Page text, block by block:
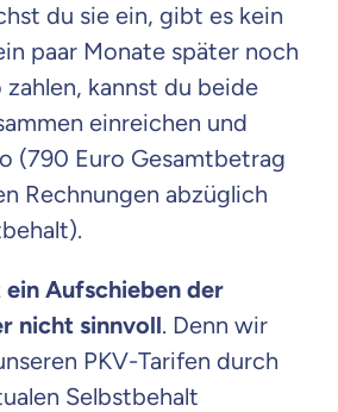
du sie ein, gibt es kein
paar Monate später noch
kannst du beide
einreichen und
(790 Euro Gesamtbetrag
Rechnungen abzüglich
Aufschieben der
nicht sinnvoll. Denn wir
PKV-Tarifen durch
Selbstbehalt